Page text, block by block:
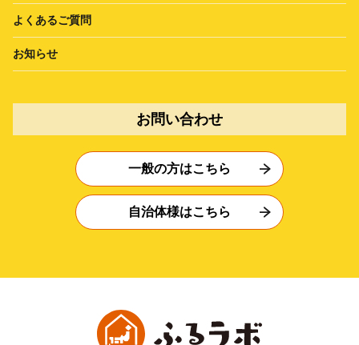
よくあるご質問
お知らせ
お問い合わせ
一般の方はこちら
自治体様はこちら